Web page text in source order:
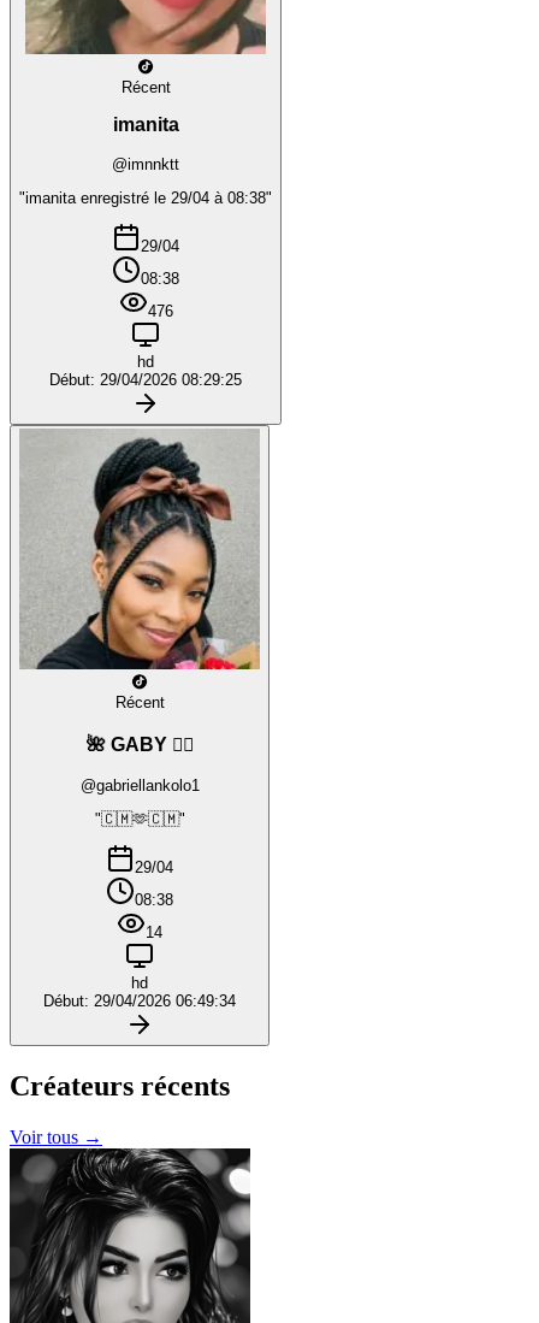
Récent
imanita
@imnnktt
"imanita enregistré le 29/04 à 08:38"
29/04
08:38
476
hd
Début: 29/04/2026 08:29:25
Récent
🌺 GABY ❤️‍🔥
@gabriellankolo1
"🇨🇲🫶🇨🇲"
29/04
08:38
14
hd
Début: 29/04/2026 06:49:34
Créateurs récents
Voir tous →